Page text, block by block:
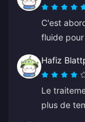
C'est
fluide pour
Hafiz
Le
plus de